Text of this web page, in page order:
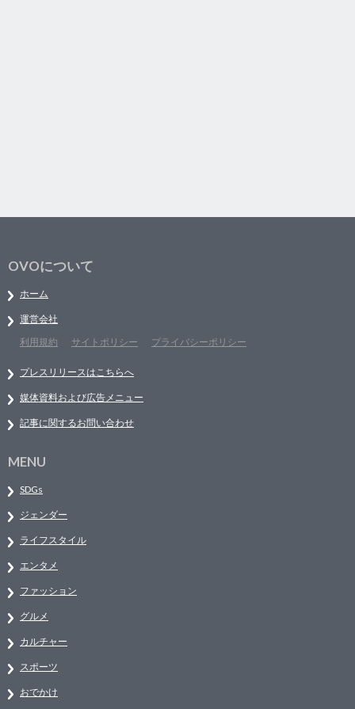
OVOについて
ホーム
運営会社
利用規約
サイトポリシー プライバシーポリシー
プレスリリースはこちらへ
媒体資料および広告メニュー
記事に関するお問い合わせ
MENU
SDGs
ジェンダー
ライフスタイル
エンタメ
ファッション
グルメ
カルチャー
スポーツ
おでかけ